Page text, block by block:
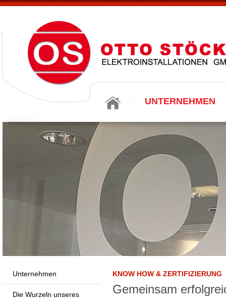
UNTERNEHMEN
Unternehmen
Die Wurzeln unseres
KNOW HOW & ZERTIFIZIERUNG
Gemeinsam